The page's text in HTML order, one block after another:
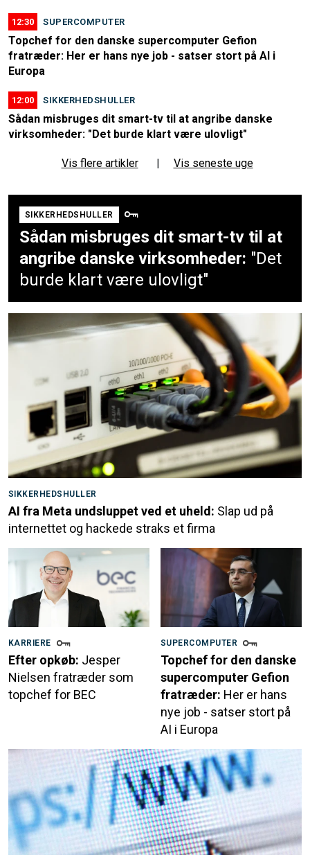
12:30 SUPERCOMPUTER
Topchef for den danske supercomputer Gefion
fratræder: Her er hans nye job - satser stort på AI i
Europa
12:00 SIKKERHEDSHULLER
Sådan misbruges dit smart-tv til at angribe danske
virksomheder: "Det burde klart være ulovligt"
Vis flere artikler | Vis seneste uge
SIKKERHEDSHULLER
Sådan misbruges dit smart-tv til at
angribe danske virksomheder: "Det
burde klart være ulovligt"
SIKKERHEDSHULLER
AI fra Meta undsluppet ved et uheld: Slap ud på
internettet og hackede straks et firma
KARRIERE
Efter opkøb: Jesper
Nielsen fratræder som
topchef for BEC
SUPERCOMPUTER
Topchef for den danske
supercomputer Gefion
fratræder: Her er hans
nye job - satser stort på
AI i Europa